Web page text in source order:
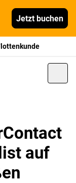
Jetzt buchen
auf